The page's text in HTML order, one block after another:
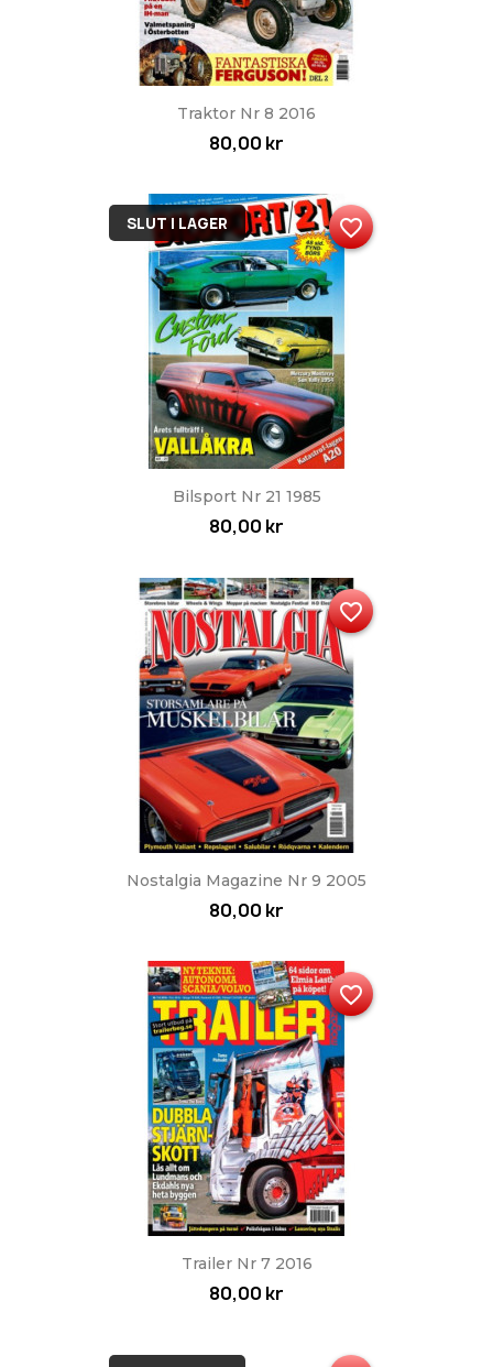
Traktor Nr 8 2016
80,00 kr
Bilsport Nr 21 1985
80,00 kr
SLUT I LAGER favorite_border
Nostalgia Magazine Nr 9 2005
80,00 kr
favorite_border
Trailer Nr 7 2016
80,00 kr
favorite_border